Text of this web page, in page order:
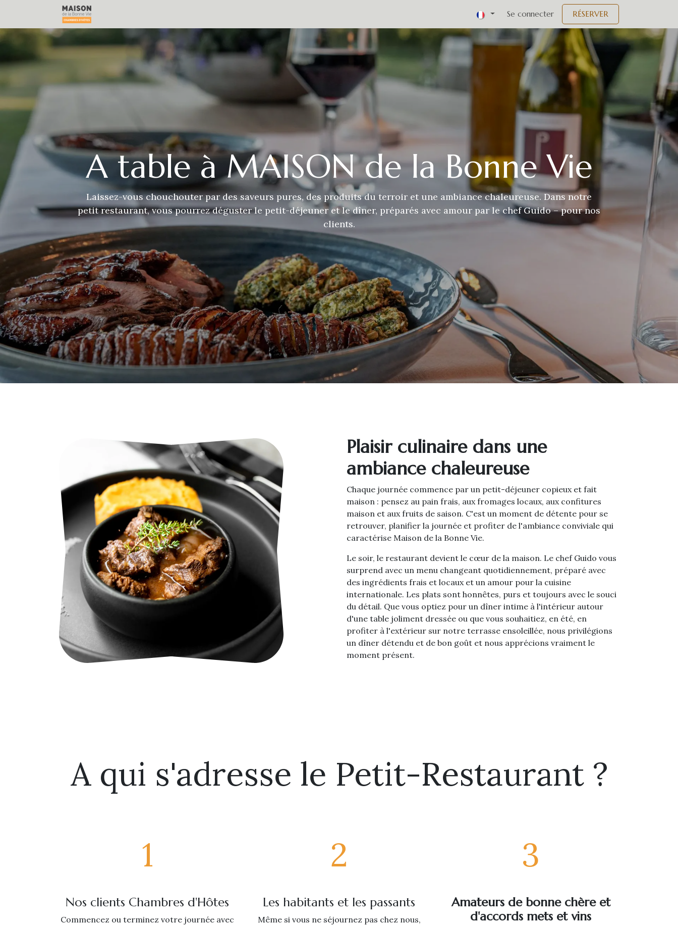
Se rendre au contenu
Événements Se connecter RÉSERVER
A table à MAISON de la Bonne Vie
Laissez-vous chouchouter par des saveurs pures, des produits du terroir et une ambiance chaleureuse. Dans notre
petit restaurant, vous pourrez déguster le petit-déjeuner et le dîner, préparés avec amour par le chef Guido – pour nos
clients.
Plaisir culinaire dans une
ambiance chaleureuse
Chaque journée commence par un petit-déjeuner copieux et fait
maison : pensez au pain frais, aux fromages locaux, aux confitures
maison et aux fruits de saison. C'est un moment de détente pour se
retrouver, planifier la journée et profiter de l'ambiance conviviale qui
caractérise Maison de la Bonne Vie.
Le soir, le restaurant devient le cœur de la maison. Le chef Guido vous
surprend avec un menu changeant quotidiennement, préparé avec
des ingrédients frais et locaux et un amour pour la cuisine
internationale. Les plats sont honnêtes, purs et toujours avec le souci
du détail. Que vous optiez pour un dîner intime à l'intérieur autour
d'une table joliment dressée ou que vous souhaitiez, en été, en
profiter à l'extérieur sur notre terrasse ensoleillée, nous privilégions
un dîner détendu et de bon goût et nous apprécions vraiment le
moment présent.
A qui s'adresse le Petit-Restaurant ?
1
Nos clients Chambres d'Hôtes
Commencez ou terminez votre journée avec
2
Les habitants et les passants
Même si vous ne séjournez pas chez nous,
3
Amateurs de bonne chère et
d'accords mets et vins